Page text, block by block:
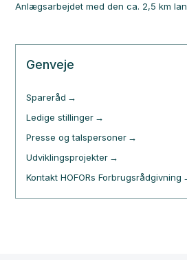
Anlægsarbejdet med den ca. 2,5 km
Genveje
Spareråd
Ledige stillinger
Presse og talspersoner
Udviklingsprojekter
Kontakt HOFORs Forbrugsrådgivning